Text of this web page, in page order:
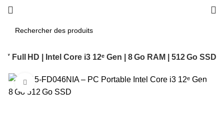
Full HD | Intel Core i3 12ᵉ Gen | 8 Go RAM | 512 Go SSD
-10%
Click to enlarge